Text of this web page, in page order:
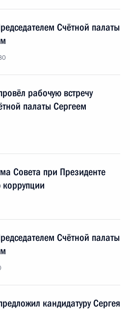
Счётной палаты
рабочую встречу
палаты Сергеем
Совета при Президенте
коррупции
Счётной палаты
кандидатуру Сергея